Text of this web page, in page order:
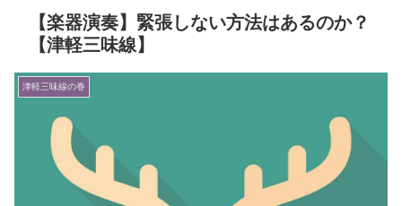
【楽器演奏】緊張しない方法はあるのか？
【津軽三味線】
津軽三味線の巻